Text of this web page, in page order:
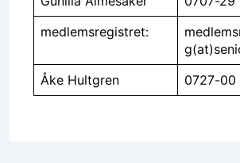
medlemsregistret:
Åke Hultgren
0727-00